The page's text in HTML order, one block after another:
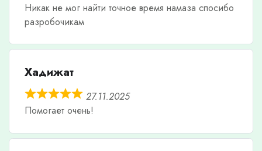
Никак не мог найти точное время намаза спосибо
разробочикам
Хадижат
27.11.2025
Помогает очень!